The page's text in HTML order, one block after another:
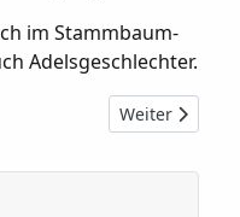
im Stammbaum-
Adelsgeschlechter.
Adam von Liechtenstein
Nächster
Weiter